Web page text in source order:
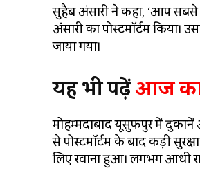
सुहैब अंसारी ने कहा, ‘आप सबसे
अंसारी का पोस्टमॉर्टम
जाया गया।
यह भी पढ़ेंआज
मोहम्मदाबाद यूसुफपुर में दुकानें
से पोस्टमॉर्टम के बाद कड़ी
लिए रवाना हुआ। लगभग आधी